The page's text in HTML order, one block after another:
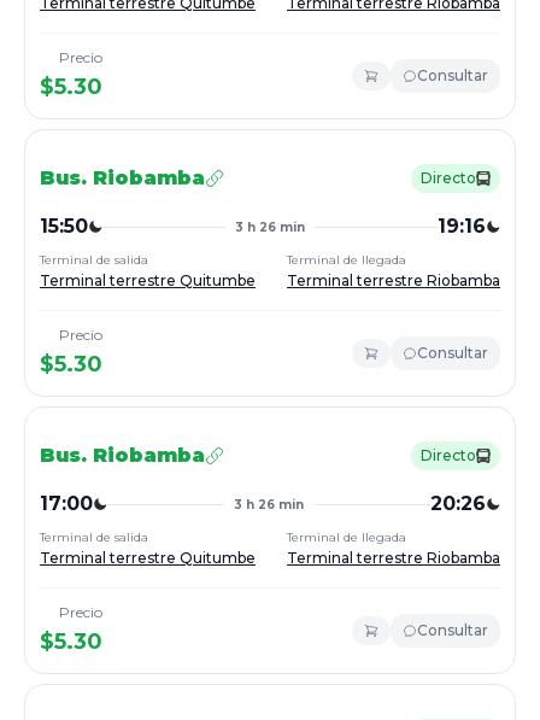
Precio
$5.30 Consultar
Bus. Riobamba Directo
15:50 3 h 26 min 19:16
Terminal de salida
Terminal terrestre Quitumbe
Terminal de llegada
Terminal terrestre Riobamba
Precio
$5.30 Consultar
Bus. Riobamba Directo
17:00 3 h 26 min 20:26
Terminal de salida
Terminal terrestre Quitumbe
Terminal de llegada
Terminal terrestre Riobamba
Precio
$5.30 Consultar